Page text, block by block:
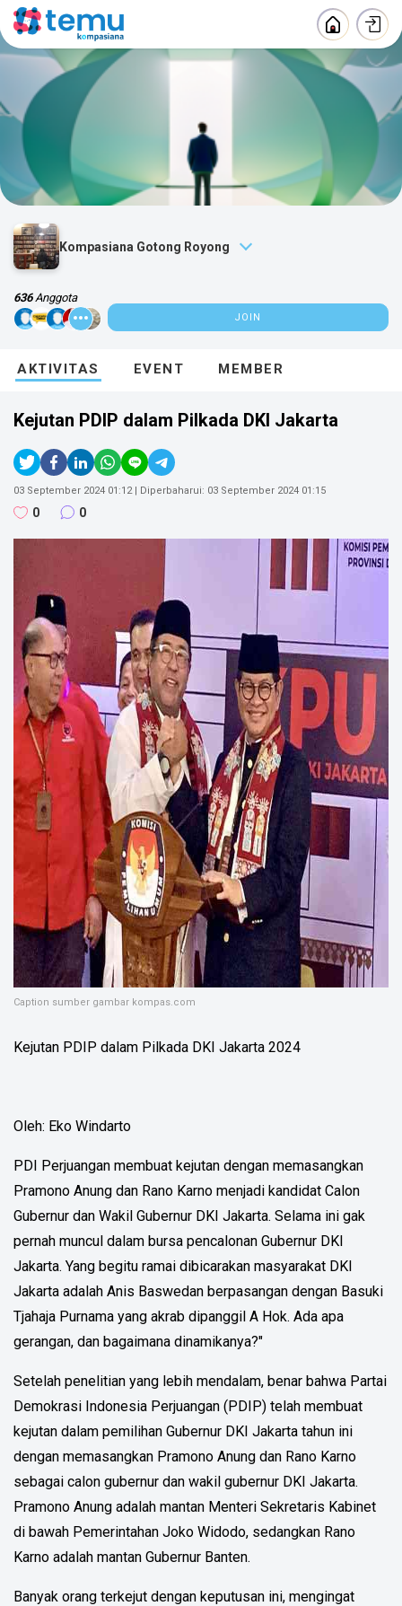
Kompasiana Gotong Royong
JOIN
636Anggota
Grup ini kumpulan penulis Kompasiana
Jawa Timur, Batu
AKTIVITAS EVENT MEMBER
Kejutan PDIP dalam Pilkada DKI Jakarta
03 September 2024 01:12| Diperbaharui: 03 September 2024 01:15
0 0
Caption sumber gambar kompas.com
Kejutan PDIP dalam Pilkada DKI Jakarta 2024
Oleh: Eko Windarto
PDI Perjuangan membuat kejutan dengan memasangkan
Pramono Anung dan Rano Karno menjadi kandidat Calon
Gubernur dan Wakil Gubernur DKI Jakarta. Selama ini gak
pernah muncul dalam bursa pencalonan Gubernur DKI
Jakarta. Yang begitu ramai dibicarakan masyarakat DKI
Jakarta adalah Anis Baswedan berpasangan dengan Basuki
Tjahaja Purnama yang akrab dipanggil A Hok. Ada apa
gerangan, dan bagaimana dinamikanya?"
Setelah penelitian yang lebih mendalam, benar bahwa Partai
Demokrasi Indonesia Perjuangan (PDIP) telah membuat
kejutan dalam pemilihan Gubernur DKI Jakarta tahun ini
dengan memasangkan Pramono Anung dan Rano Karno
sebagai calon gubernur dan wakil gubernur DKI Jakarta.
Pramono Anung adalah mantan Menteri Sekretaris Kabinet
di bawah Pemerintahan Joko Widodo, sedangkan Rano
Karno adalah mantan Gubernur Banten.
Banyak orang terkejut dengan keputusan ini, mengingat